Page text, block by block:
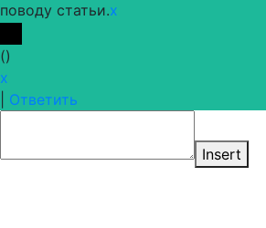
поводу статьи.x
()
x
Ответить
Insert